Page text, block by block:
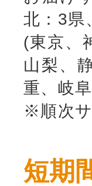
北：3県
(東京、
山梨、
重、岐
※順次
短期